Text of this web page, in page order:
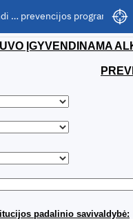
… prevencijos programa